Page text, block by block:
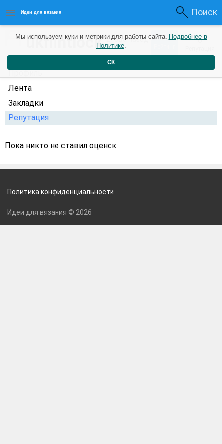
Идеи для вязания Поиск
ukflintlock2 года назад 0 0
Профиль
Лента
Закладки
Репутация
Пока никто не ставил оценок
Мы используем куки и метрики для работы сайта. Подробнее в
Политике.
ОК
Политика конфиденциальности
Идеи для вязания © 2026